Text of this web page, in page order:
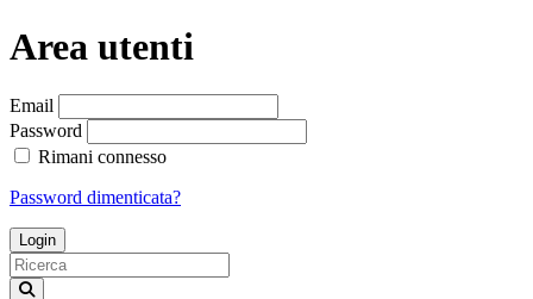
Area utenti
Loading...
Email
Password
Rimani connesso
Password dimenticata?